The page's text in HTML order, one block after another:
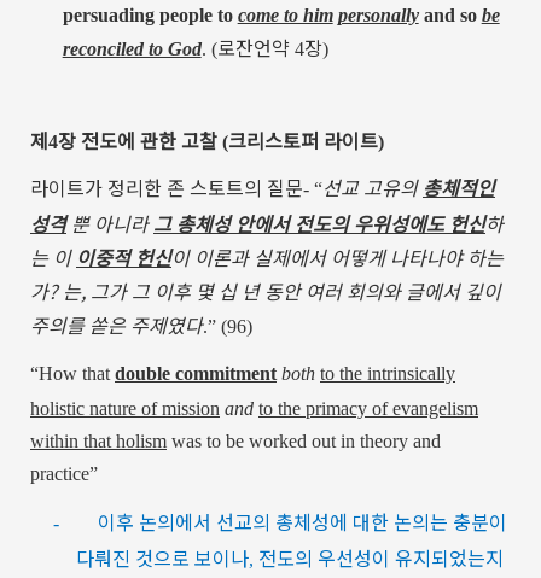
persuading people to come to him personallyand so be
reconciled to God. (로잔언약 4장)
제4장 전도에 관한고찰 (크리스토퍼 라이트)
라이트가 정리한 존 스토트의 질문- “선교 고유의 총체적인
성격뿐 아니라그 총체성 안에서 전도의 우위성에도 헌신하
는 이 이중적 헌신이 이론과 실제에서 어떻게 나타나야 하는
가?는, 그가 그 이후 몇 십 년 동안 여러 회의와 글에서 깊이
주의를 쏟은 주제였다.” (96)
“How thatdouble commitment both to the intrinsically
holistic nature of mission and to the primacy of evangelism
within that holism was to be worked out in theory and
practice”
- 이후 논의에서 선교의 총체성에 대한 논의는 충분이
다뤄진 것으로 보이나, 전도의 우선성이 유지되었는지